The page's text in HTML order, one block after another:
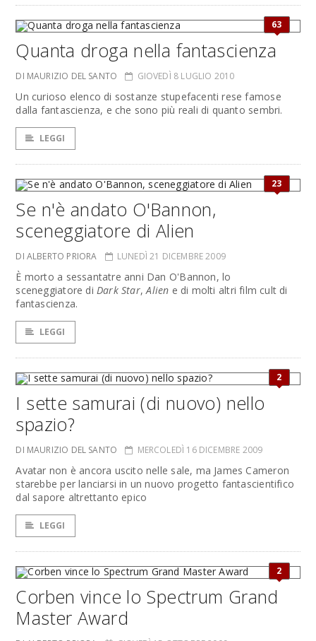
63
Quanta droga nella fantascienza
DI MAURIZIO DEL SANTO GIOVEDÌ 8 LUGLIO 2010
Un curioso elenco di sostanze stupefacenti rese famose
dalla fantascienza, e che sono più reali di quanto sembri.
LEGGI
23
Se n'è andato O'Bannon,
sceneggiatore di Alien
DI ALBERTO PRIORA LUNEDÌ 21 DICEMBRE 2009
È morto a sessantatre anni Dan O'Bannon, lo
sceneggiatore di Dark Star,Alien e di molti altri film cult di
fantascienza.
LEGGI
2
I sette samurai (di nuovo) nello
spazio?
DI MAURIZIO DEL SANTO MERCOLEDÌ 16 DICEMBRE 2009
Avatar non è ancora uscito nelle sale, ma James Cameron
starebbe per lanciarsi in un nuovo progetto fantascientifico
dal sapore altrettanto epico
LEGGI
2
Corben vince lo Spectrum Grand
Master Award